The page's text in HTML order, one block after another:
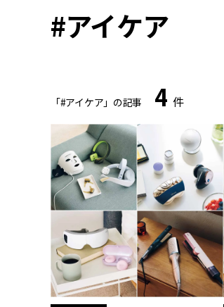
#アイケア
「#アイケア」の記事 4 件